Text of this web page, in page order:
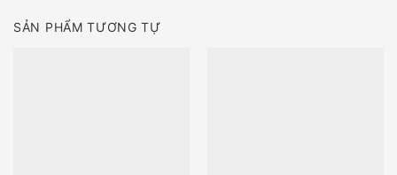
SẢN PHẨM TƯƠNG TỰ